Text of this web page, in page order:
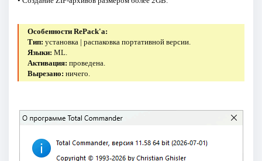
Особенности RePack'a:
Тип: установка | распаковка портативной версии.
Языки: ML.
Активация: проведена.
Вырезано: ничего.